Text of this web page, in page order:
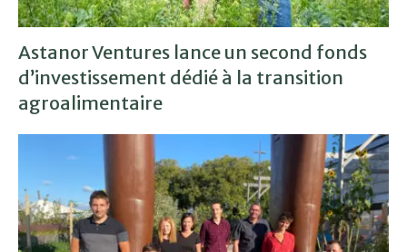
Astanor Ventures lance un second fonds
d’investissement dédié à la transition
agroalimentaire